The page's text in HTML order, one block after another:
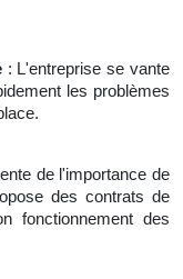
: L'entreprise se vante
les problèmes
de l'importance de
des contrats de
fonctionnement des